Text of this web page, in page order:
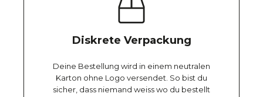
Diskrete Verpackung
Deine Bestellung wird in einem neutralen
Karton ohne Logo versendet. So bist du
sicher, dass niemand weiss wo du bestellt